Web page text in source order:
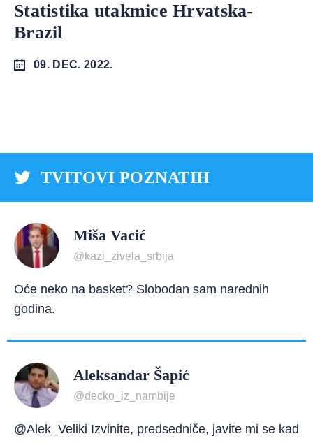
Statistika utakmice Hrvatska-
Brazil
09. DEC. 2022.
TVITOVI POZNATIH
Miša Vacić
@kazi_zivela_srbija
Oće neko na basket? Slobodan sam narednih
godina.
Aleksandar Šapić
@decko_iz_nambije
@Alek_Veliki Izvinite, predsedniče, javite mi se kad